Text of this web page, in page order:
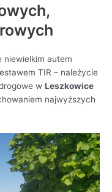
niewielkim autem
TIR – należycie
w Leszkowice
najwyższych